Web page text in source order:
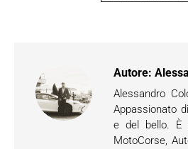
Autore:
Alessandro
Appassionato
e del bello. È
MotoCorse,